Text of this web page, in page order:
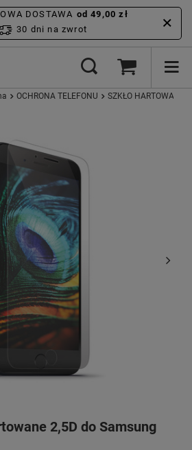
DOSTAWA od 49,00 zł
30 dni na zwrot
OCHRONA TELEFONU SZKŁO HARTOWANE
2,5D do Samsung